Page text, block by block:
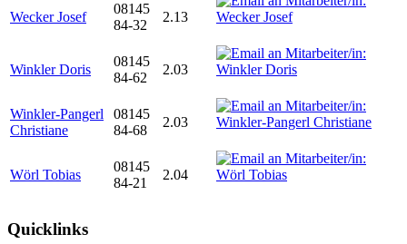
Wecker Josef
08145
84-32
2.13
Winkler Doris
08145
84-62
2.03
Winkler-Pangerl
Christiane
08145
84-68
2.03
Wörl Tobias
08145
84-21
2.04
Quicklinks